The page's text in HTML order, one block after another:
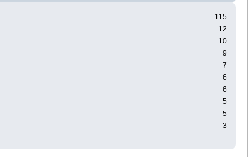
115
12
10
9
7
6
6
5
5
3